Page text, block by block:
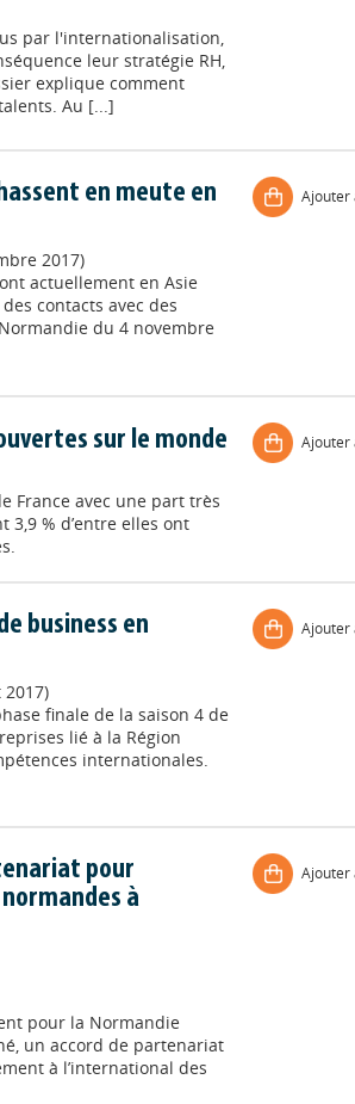
par l'internationalisation,
leur stratégie RH,
explique comment
Au [...]
en meute en
2017)
actuellement en Asie
contacts avec des
du 4 novembre
Ajouter
sur le monde
France avec une part très
3,9 % d’entre elles ont
Ajouter
business en
finale de la saison 4 de
lié à la Région
internationales.
Ajouter
pour
à
pour la Normandie
un accord de partenariat
à l’international des
Ajouter